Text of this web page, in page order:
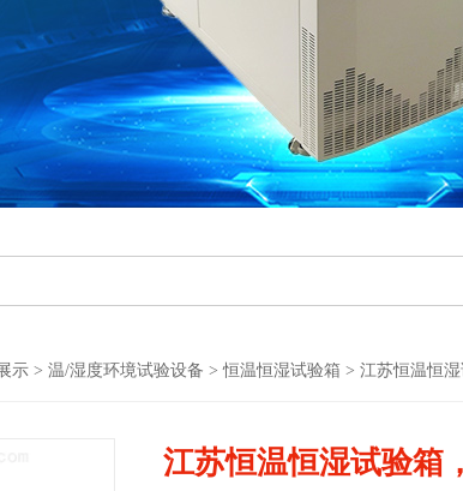
示 > 温/湿度环境试验设备 >恒温恒湿试验箱 > 江苏恒温恒
江苏恒温恒湿试验箱